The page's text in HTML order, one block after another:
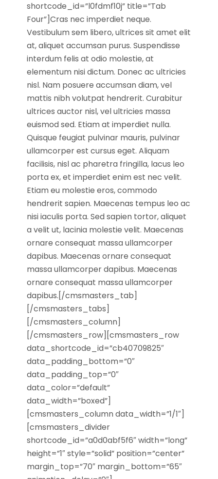
shortcode_id=”l0fdmf10j” title=”Tab
Four”]Cras nec imperdiet neque.
Vestibulum sem libero, ultrices sit amet elit
at, aliquet accumsan purus. Suspendisse
interdum felis at odio molestie, at
elementum nisi dictum. Donec ac ultricies
nisl. Nam posuere accumsan diam, vel
mattis nibh volutpat hendrerit. Curabitur
ultrices auctor nisl, vel ultricies massa
euismod sed. Etiam at imperdiet nulla.
Quisque feugiat pulvinar mauris, pulvinar
ullamcorper est cursus eget. Aliquam
facilisis, nisl ac pharetra fringilla, lacus leo
porta ex, et imperdiet enim est nec velit.
Etiam eu molestie eros, commodo
hendrerit sapien. Maecenas tempus leo ac
nisi iaculis porta. Sed sapien tortor, aliquet
a velit ut, lacinia molestie velit. Maecenas
ornare consequat massa ullamcorper
dapibus. Maecenas ornare consequat
massa ullamcorper dapibus. Maecenas
ornare consequat massa ullamcorper
dapibus.[/cmsmasters_tab]
[/cmsmasters_tabs]
[/cmsmasters_column]
[/cmsmasters_row][cmsmasters_row
data_shortcode_id=”cb40709825″
data_padding_bottom=”0″
data_padding_top=”0″
data_color=”default”
data_width=”boxed”]
[cmsmasters_column data_width=”1/1″]
[cmsmasters_divider
shortcode_id=”a0d0abf5f6″ width=”long”
height=”1″ style=”solid” position=”center”
margin_top=”70″ margin_bottom=”65″